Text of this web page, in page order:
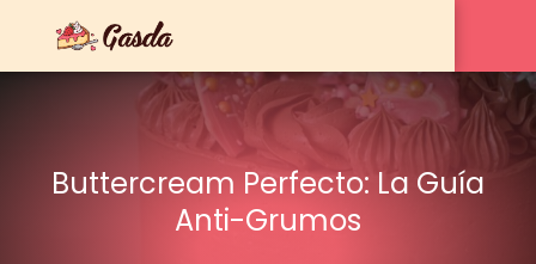
Buttercream Perfecto: La Guía
Anti-Grumos